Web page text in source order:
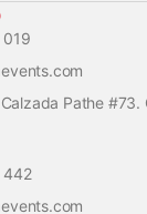
Pathe #73.
442